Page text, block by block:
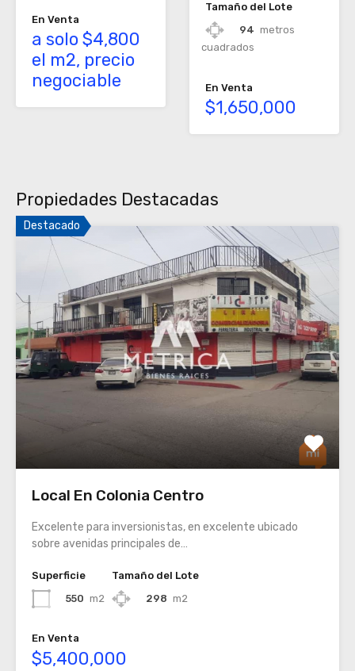
En Venta
a solo $4,800
el m2, precio
negociable
Tamaño del Lote
94 metros
cuadrados
En Venta
$1,650,000
Propiedades Destacadas
Destacado
Local En Colonia Centro
Excelente para inversionistas, en excelente ubicado
sobre avenidas principales de…
Superficie
550 m2
Tamaño del Lote
298 m2
En Venta
$5,400,000